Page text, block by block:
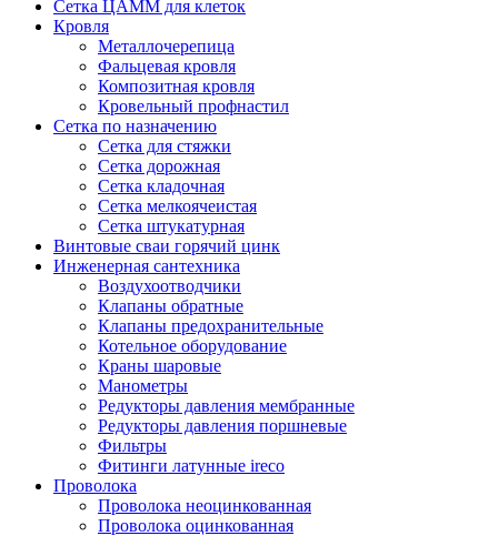
Сетка ЦАММ для клеток
Кровля
Металлочерепица
Фальцевая кровля
Композитная кровля
Кровельный профнастил
Сетка по назначению
Сетка для стяжки
Сетка дорожная
Сетка кладочная
Сетка мелкоячеистая
Сетка штукатурная
Винтовые сваи горячий цинк
Инженерная сантехника
Воздухоотводчики
Клапаны обратные
Клапаны предохранительные
Котельное оборудование
Краны шаровые
Манометры
Редукторы давления мембранные
Редукторы давления поршневые
Фильтры
Фитинги латунные ireco
Проволока
Проволока неоцинкованная
Проволока оцинкованная